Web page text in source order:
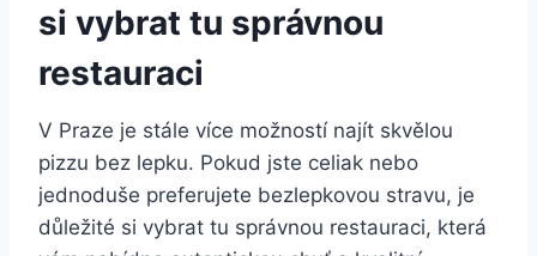
si vybrat tu správnou
restauraci
V Praze je stále více možností najít skvělou
pizzu bez lepku. Pokud jste celiak nebo
jednoduše preferujete bezlepkovou stravu, je
důležité si vybrat tu správnou restauraci, která